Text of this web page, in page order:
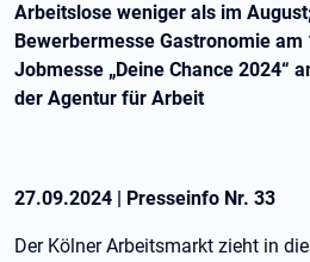
Arbeitslose weniger als im
Bewerbermesse Gastronomie am
Jobmesse „Deine Chance 2024“
der Agentur für Arbeit
27.09.2024 | Presseinfo Nr. 33
Der Kölner Arbeitsmarkt zieht in